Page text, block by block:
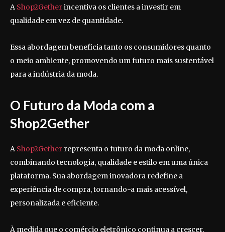
A Shop2Getherincentiva os clientes a investir em
qualidade em vez de quantidade.
Essa abordagem beneficia tanto os consumidores quanto
o meio ambiente, promovendo um futuro mais sustentável
para a indústria da moda.
O Futuro da Moda com a
Shop2Gether
A Shop2Gether representa o futuro da moda online,
combinando tecnologia, qualidade e estilo em uma única
plataforma. Sua abordagem inovadora redefine a
experiência de compra, tornando-a mais acessível,
personalizada e eficiente.
À medida que o comércio eletrônico continua a crescer,